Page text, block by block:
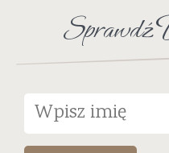
Sprawdź